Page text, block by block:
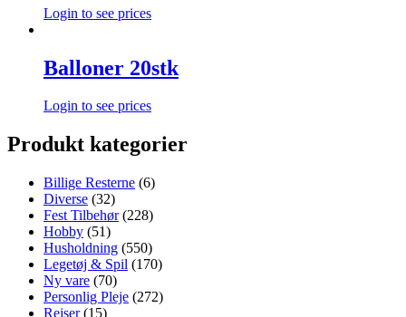
Login to see prices
Balloner 20stk
Login to see prices
Produkt kategorier
Billige Resterne (6)
Diverse (32)
Fest Tilbehør (228)
Hobby (51)
Husholdning (550)
Legetøj & Spil (170)
Ny vare (70)
Personlig Pleje (272)
Rejser (15)